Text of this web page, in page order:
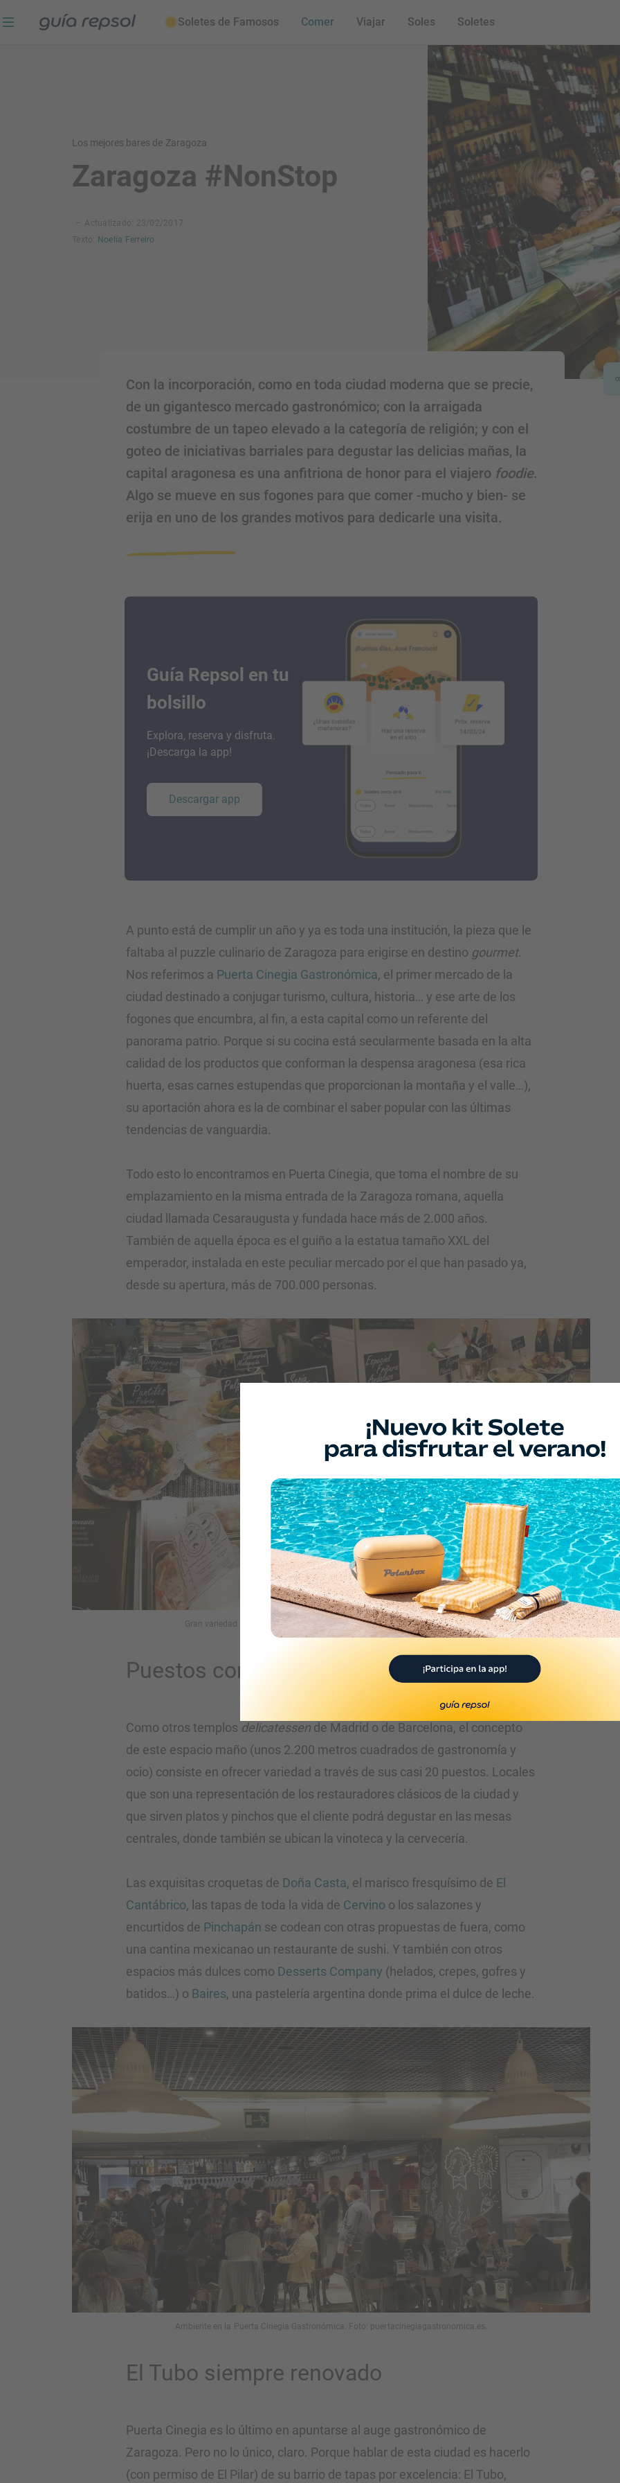
Soletes de Famosos Comer Viajar Soles Soletes
Los mejores bares de Zaragoza
Zaragoza #NonStop
–
Actualizado: 23/02/2017
Texto:
Noelia Ferreiro
Con la incorporación, como en toda ciudad moderna que se precie,
de un gigantesco mercado gastronómico; con la arraigada
costumbre de un tapeo elevado a la categoría de religión; y con el
goteo de iniciativas barriales para degustar las delicias mañas, la
capital aragonesa es una anfitriona de honor para el viajero foodie.
Algo se mueve en sus fogones para que comer -mucho y bien- se
erija en uno de los grandes motivos para dedicarle una visita.
Guía Repsol en tu
bolsillo
Explora, reserva y disfruta.
¡Descarga la app!
Descargar app
A punto está de cumplir un año y ya es toda una institución, la pieza que le
faltaba al puzzle culinario de Zaragoza para erigirse en destino gourmet.
Nos referimos a Puerta Cinegia Gastronómica, el primer mercado de la
ciudad destinado a conjugar turismo, cultura, historia… y ese arte de los
fogones que encumbra, al fin, a esta capital como un referente del
panorama patrio. Porque si su cocina está secularmente basada en la alta
calidad de los productos que conforman la despensa aragonesa (esa rica
huerta, esas carnes estupendas que proporcionan la montaña y el valle…),
su aportación ahora es la de combinar el saber popular con las últimas
tendencias de vanguardia.
Todo esto lo encontramos en Puerta Cinegia, que toma el nombre de su
emplazamiento en la misma entrada de la Zaragoza romana, aquella
ciudad llamada Cesaraugusta y fundada hace más de 2.000 años.
También de aquella época es el guiño a la estatua tamaño XXL del
emperador, instalada en este peculiar mercado por el que han pasado ya,
desde su apertura, más de 700.000 personas.
Gran variedad de marisco fresco en la barra de El Cantábrico. Foto: Facebook.
Puestos con oferta apabullante
Como otros templos delicatessen de Madrid o de Barcelona, el concepto
de este espacio maño (unos 2.200 metros cuadrados de gastronomía y
ocio) consiste en ofrecer variedad a través de sus casi 20 puestos. Locales
que son una representación de los restauradores clásicos de la ciudad y
que sirven platos y pinchos que el cliente podrá degustar en las mesas
centrales, donde también se ubican la vinoteca y la cervecería.
Las exquisitas croquetas de Doña Casta, el marisco fresquísimo de El
Cantábrico, las tapas de toda la vida de Cervino o los salazones y
encurtidos de Pinchapán se codean con otras propuestas de fuera, como
una cantina mexicanao un restaurante de sushi. Y también con otros
espacios más dulces como Desserts Company (helados, crepes, gofres y
batidos…) o Baires, una pastelería argentina donde prima el dulce de leche.
Ambiente en la Puerta Cinegia Gastronómica. Foto: puertacinegiagastronomica.es.
El Tubo siempre renovado
Puerta Cinegia es lo último en apuntarse al auge gastronómico de
Zaragoza. Pero no lo único, claro. Porque hablar de esta ciudad es hacerlo
(con permiso de El Pilar) de su barrio de tapas por excelencia: El Tubo,